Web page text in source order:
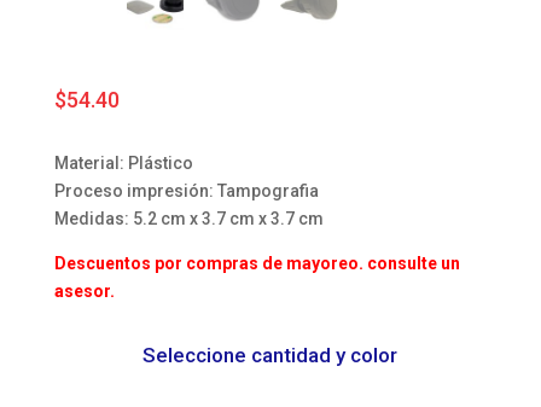
$54.40
Material: Plástico
Proceso impresión: Tampografia
Medidas: 5.2 cm x 3.7 cm x 3.7 cm
Descuentos por compras de mayoreo. consulte un
asesor.
Seleccione cantidad y color